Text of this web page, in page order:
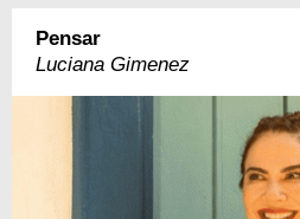
Pensar
Luciana Gimenez